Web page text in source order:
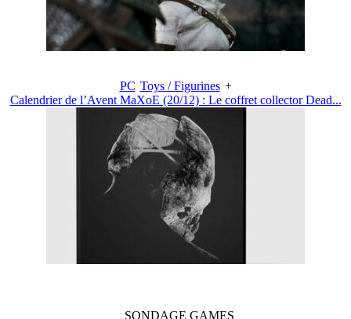
PC Toys / Figurines +
Calendrier de l’Avent MaXoE (20/12) : Le coffret collector Dead...
SONDAGE GAMES